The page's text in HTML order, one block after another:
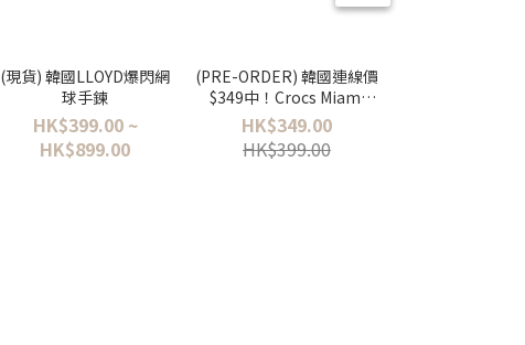
(現貨) 韓國LLOYD爆閃網
球手鍊
HK$399.00 ~
HK$899.00
(PRE-ORDER) 韓國連線價
$349中！Crocs Miami
Toe Loop Sandal
HK$349.00
HK$399.00